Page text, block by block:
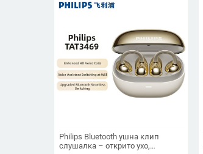
Philips Bluetooth ушна клип
слушалка – открито ухо,